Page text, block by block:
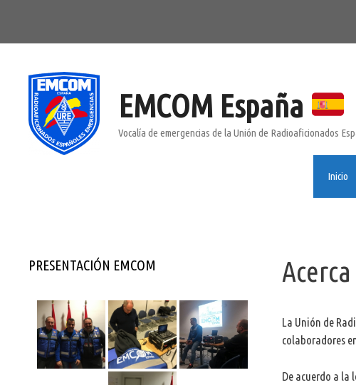
contenido
EMCOM España
Vocalía de emergencias de la Unión de Radioaficionados
Inicio
La Unión de
colaboradores
De acuerdo a la
PRESENTACIÓN EMCOM